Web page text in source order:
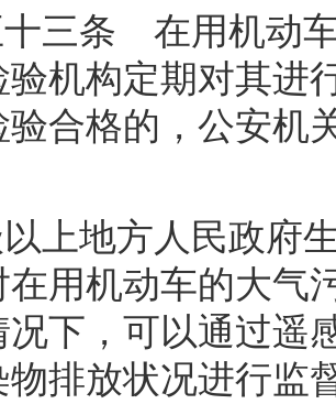
三条 在用机动
机构定期对其进
合格的，公安机
上地方人民政府
用机动车的大气
下，可以通过遥
排放状况进行监